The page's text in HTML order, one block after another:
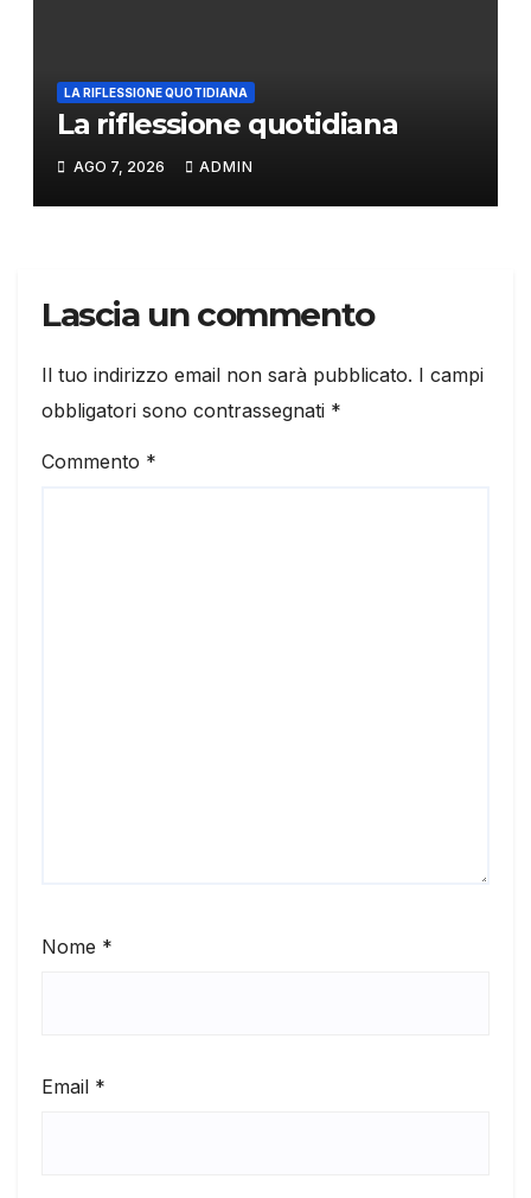
LA RIFLESSIONE QUOTIDIANA
La riflessione quotidiana
AGO 7, 2026 ADMIN
Lascia un commento
Il tuo indirizzo email non sarà pubblicato. I campi
obbligatori sono contrassegnati *
Commento *
Nome *
Email *